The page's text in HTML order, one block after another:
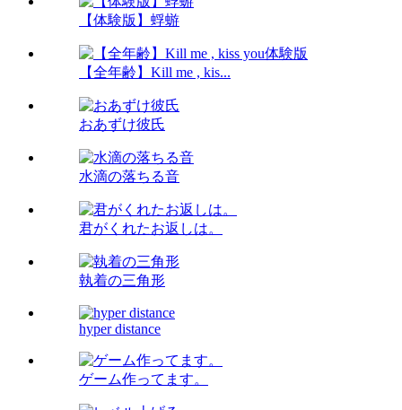
【体験版】蜉蝣
【全年齢】Kill me , kis...
おあずけ彼氏
水滴の落ちる音
君がくれたお返しは。
執着の三角形
hyper distance
ゲーム作ってます。